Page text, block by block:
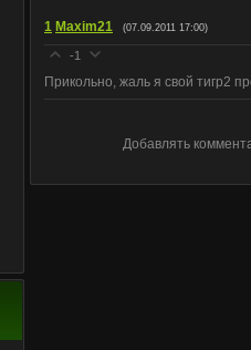
1 Maxim21 (07.09.2011 17:00)
-1
Прикольно, жаль я свой тигр2
Добавлять